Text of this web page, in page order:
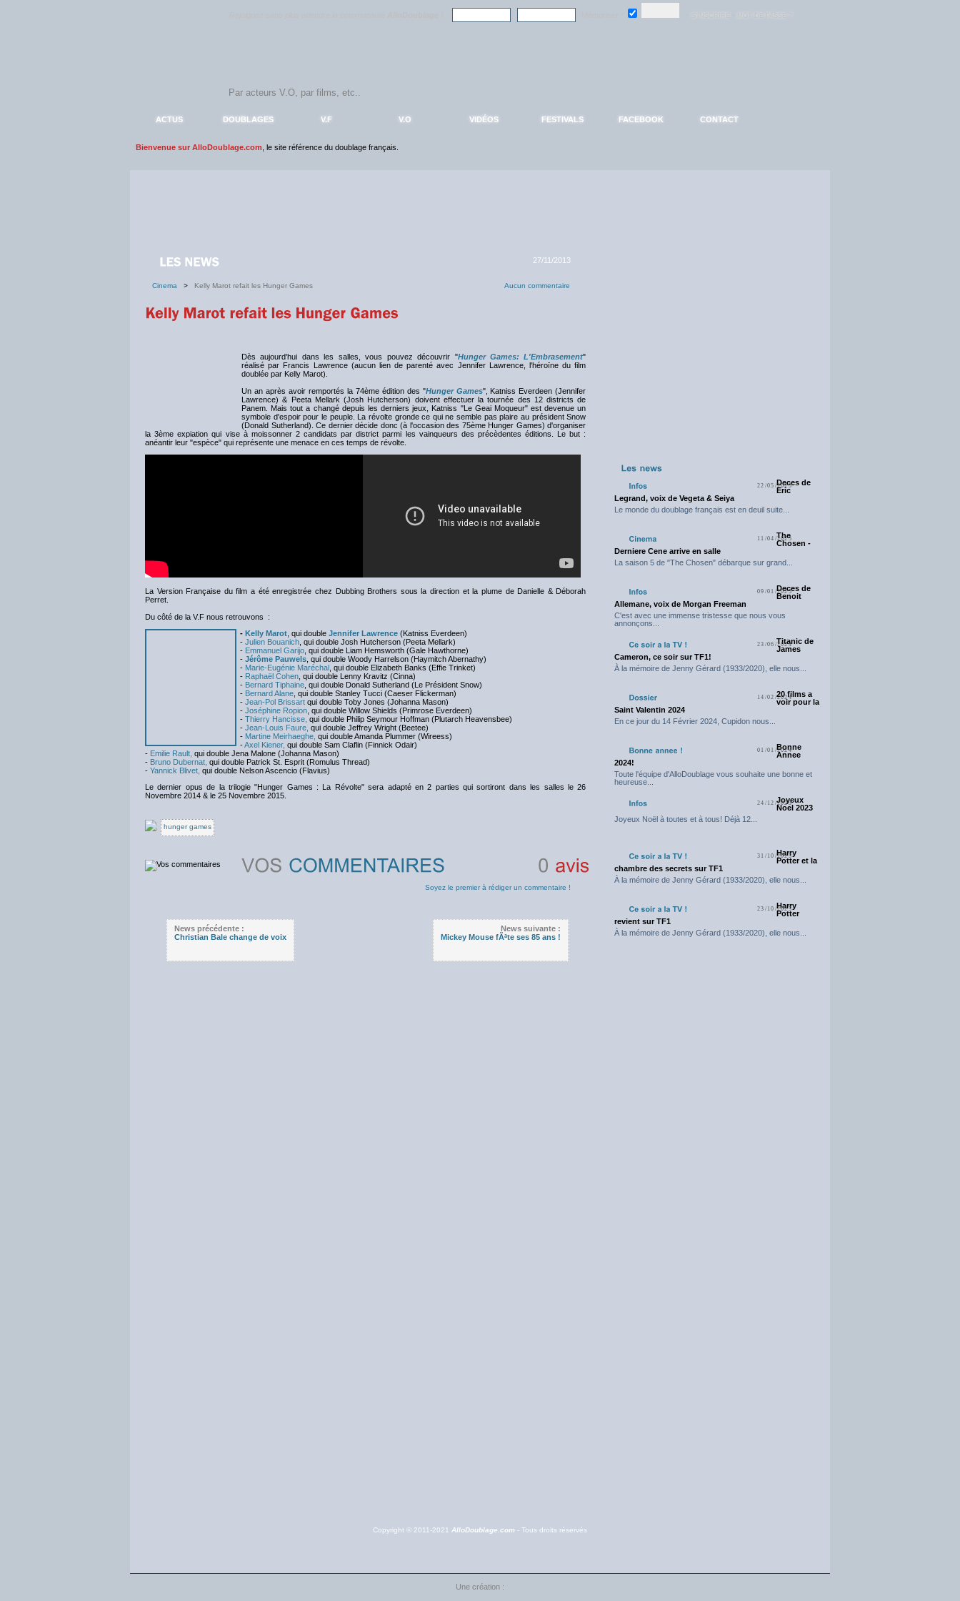
ACTUS DOUBLAGES V.F V.O VIDÉOS FESTIVALS FACEBOOK CONTACT
Bienvenue sur AlloDoublage.com , le site référence du doublage français.
27/11/2013
Cinema > Kelly Marot refait les Hunger Games Aucun commentaire
Dès aujourd'hui dans les salles, vous pouvez découvrir "Hunger Games: L'Embrasement"
réalisé par Francis Lawrence (aucun lien de parenté avec Jennifer Lawrence, l'héroïne du film
doublée par Kelly Marot).
Un an après avoir remportés la 74ème édition des "Hunger Games", Katniss Everdeen (Jennifer
Lawrence) & Peeta Mellark (Josh Hutcherson) doivent effectuer la tournée des 12 districts de
Panem. Mais tout a changé depuis les derniers jeux, Katniss "Le Geai Moqueur" est devenue un
symbole d'espoir pour le peuple. La révolte gronde ce qui ne semble pas plaire au président Snow
(Donald Sutherland). Ce dernier décide donc (à l'occasion des 75ème Hunger Games) d'organiser
la 3ème expiation qui vise à moissonner 2 candidats par district parmi les vainqueurs des précèdentes éditions. Le but :
anéantir leur "espèce" qui représente une menace en ces temps de révolte.
La Version Française du film a été enregistrée chez Dubbing Brothers sous la direction et la plume de Danielle & Déborah
Perret.
Du côté de la V.F nous retrouvons :
- Kelly Marot , qui double Jennifer Lawrence (Katniss Everdeen)
- Julien Bouanich , qui double Josh Hutcherson (Peeta Mellark)
- Emmanuel Garijo , qui double Liam Hemsworth (Gale Hawthorne)
- Jérôme Pauwels , qui double Woody Harrelson (Haymitch Abernathy)
- Marie-Eugénie Maréchal , qui double Elizabeth Banks (Effie Trinket)
- Raphaël Cohen , qui double Lenny Kravitz (Cinna)
- Bernard Tiphaine , qui double Donald Sutherland (Le Président Snow)
- Bernard Alane , qui double Stanley Tucci (Caeser Flickerman)
- Jean-Pol Brissart qui double Toby Jones (Johanna Mason)
- Joséphine Ropion , qui double Willow Shields (Primrose Everdeen)
- Thierry Hancisse, qui double Philip Seymour Hoffman (Plutarch Heavensbee)
- Jean-Louis Faure, qui double Jeffrey Wright (Beetee)
- Martine Meirhaeghe, qui double Amanda Plummer (Wireess)
-Axel Kiener, qui double Sam Claflin (Finnick Odair)
- Emilie Rault, qui double Jena Malone (Johanna Mason)
- Bruno Dubernat, qui double Patrick St. Esprit (Romulus Thread)
- Yannick Blivet, qui double Nelson Ascencio (Flavius)
Le dernier opus de la trilogie "Hunger Games : La Révolte" sera adapté en 2 parties qui sortiront dans les salles le 26
Novembre 2014 & le 25 Novembre 2015.
hunger games
Soyez le premier à rédiger un commentaire !
News précédente :
Christian Bale change de voix
News suivante :
Mickey Mouse fÃªte ses 85 ans !
22/05/2025Deces de
Eric
Legrand, voix de Vegeta & Seiya
Le monde du doublage français est en deuil suite...
11/04/2025
The
Chosen -
Derniere Cene arrive en salle
La saison 5 de "The Chosen" débarque sur grand...
09/01/2025Deces de
Benoit
Allemane, voix de Morgan Freeman
C'est avec une immense tristesse que nous vous
annonçons...
23/06/2024Titanic de
James
Cameron, ce soir sur TF1!
À la mémoire de Jenny Gérard (1933/2020), elle nous...
14/02/202420 films a
voir pour la
Saint Valentin 2024
En ce jour du 14 Février 2024, Cupidon nous...
01/01/2024
Bonne
Annee
2024!
Toute l'équipe d'AlloDoublage vous souhaite une bonne et
heureuse...
24/12/2023
Joyeux
Noel 2023
Joyeux Noël à toutes et à tous! Déjà 12...
31/10/2023
Harry
Potter et la
chambre des secrets sur TF1
À la mémoire de Jenny Gérard (1933/2020), elle nous...
23/10/2023
Harry
Potter
revient sur TF1
À la mémoire de Jenny Gérard (1933/2020), elle nous...
Copyright © 2011-2021 AlloDoublage.com - Tous droits réservés
Une création :